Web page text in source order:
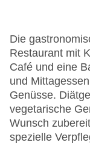
Hotelsafe
WLAN/WiFi
Lift
Anzahl der
Anzahl der
Die
Restaurant mit
Café und eine
und
Genüsse.
vegetarische
Wunsch
spezielle